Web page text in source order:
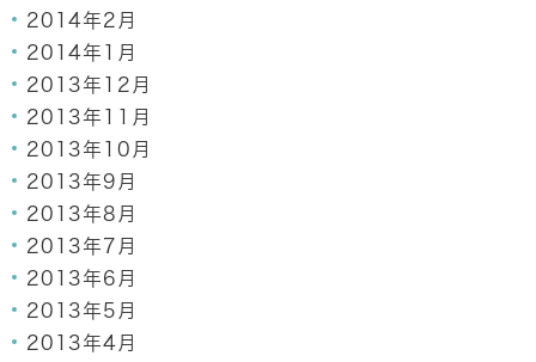
2014年2月
2014年1月
2013年12月
2013年11月
2013年10月
2013年9月
2013年8月
2013年7月
2013年6月
2013年5月
2013年4月